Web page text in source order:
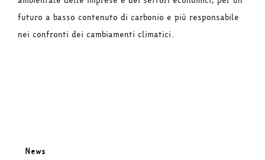
futuro a basso contenuto di carbonio e più responsabile
nei confronti dei cambiamenti climatici.
News